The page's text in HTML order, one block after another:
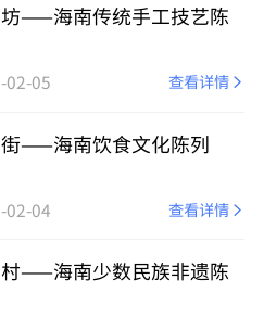
——海南传统手工技艺陈
02-05 查看详情
——海南饮食文化陈列
02-04 查看详情
——海南少数民族非遗陈